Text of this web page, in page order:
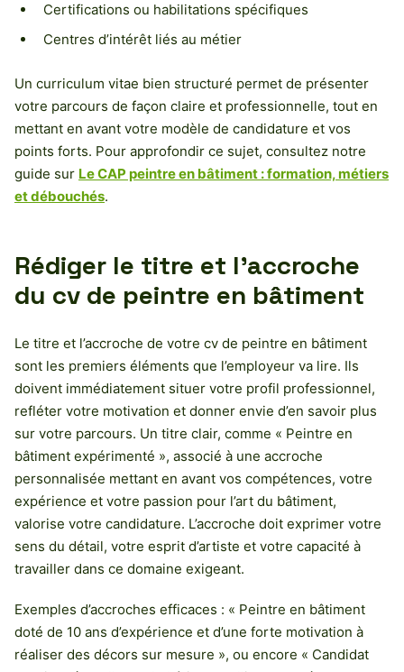
Certifications ou habilitations spécifiques
Centres d’intérêt liés au métier
Un curriculum vitae bien structuré permet de présenter
votre parcours de façon claire et professionnelle, tout en
mettant en avant votre modèle de candidature et vos
points forts. Pour approfondir ce sujet, consultez notre
guide sur Le CAP peintre en bâtiment : formation, métiers
et débouchés.
Rédiger le titre et l’accroche
du cv de peintre en bâtiment
Le titre et l’accroche de votre cv de peintre en bâtiment
sont les premiers éléments que l’employeur va lire. Ils
doivent immédiatement situer votre profil professionnel,
refléter votre motivation et donner envie d’en savoir plus
sur votre parcours. Un titre clair, comme « Peintre en
bâtiment expérimenté », associé à une accroche
personnalisée mettant en avant vos compétences, votre
expérience et votre passion pour l’art du bâtiment,
valorise votre candidature. L’accroche doit exprimer votre
sens du détail, votre esprit d’artiste et votre capacité à
travailler dans ce domaine exigeant.
Exemples d’accroches efficaces : « Peintre en bâtiment
doté de 10 ans d’expérience et d’une forte motivation à
réaliser des décors sur mesure », ou encore « Candidat